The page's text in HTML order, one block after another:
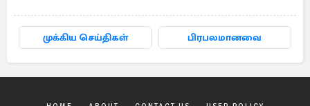
முக்கிய செய்திகள் பிரபலமானவை